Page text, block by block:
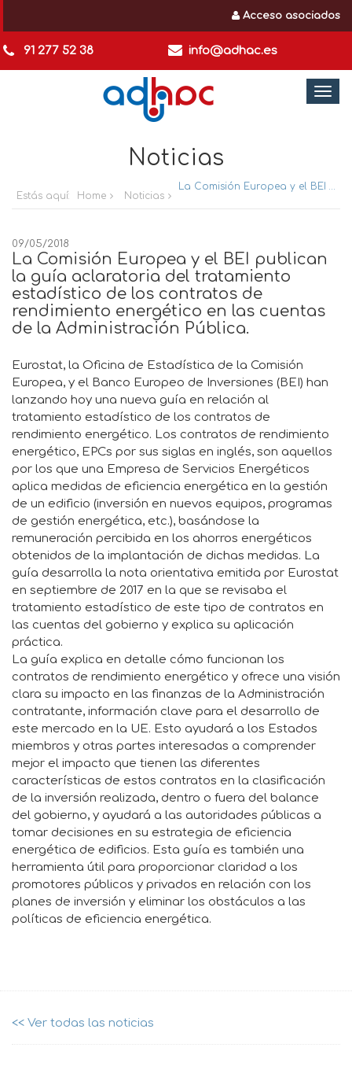
Acceso asociados
91 277 52 38 info@adhac.es
Noticias
Estás aquí: Home Noticias
09/05/2018
La Comisión Europea y el BEI publican
la guía aclaratoria del tratamiento
estadístico de los contratos de
rendimiento energético en las cuentas
de la Administración Pública.
Eurostat, la Oficina de Estadística de la Comisión
Europea, y el Banco Europeo de Inversiones (BEI) han
lanzando hoy una nueva guía en relación al
tratamiento estadístico de los contratos de
rendimiento energético. Los contratos de rendimiento
energético, EPCs por sus siglas en inglés, son aquellos
por los que una Empresa de Servicios Energéticos
aplica medidas de eficiencia energética en la gestión
de un edificio (inversión en nuevos equipos, programas
de gestión energética, etc.), basándose la
remuneración percibida en los ahorros energéticos
obtenidos de la implantación de dichas medidas. La
guía desarrolla la nota orientativa emitida por Eurostat
en septiembre de 2017 en la que se revisaba el
tratamiento estadístico de este tipo de contratos en
las cuentas del gobierno y explica su aplicación
práctica.
La guía explica en detalle cómo funcionan los
contratos de rendimiento energético y ofrece una visión
clara su impacto en las finanzas de la Administración
contratante, información clave para el desarrollo de
este mercado en la UE. Esto ayudará a los Estados
miembros y otras partes interesadas a comprender
mejor el impacto que tienen las diferentes
características de estos contratos en la clasificación
de la inversión realizada, dentro o fuera del balance
del gobierno, y ayudará a las autoridades públicas a
tomar decisiones en su estrategia de eficiencia
energética de edificios. Esta guía es también una
herramienta útil para proporcionar claridad a los
promotores públicos y privados en relación con los
planes de inversión y eliminar los obstáculos a las
políticas de eficiencia energética.
<< Ver todas las noticias